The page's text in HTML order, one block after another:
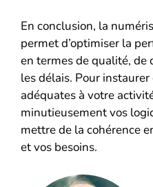
En conclusion, la
permet d’optimiser la
en termes de qualité, de
les délais. Pour
adéquates à votre
minutieusement vos
mettre de la cohérence
et vos besoins.